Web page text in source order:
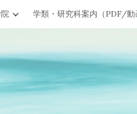
学類・研究科案内（PDF/動